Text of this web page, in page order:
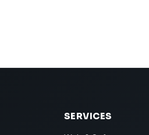
SERVICES